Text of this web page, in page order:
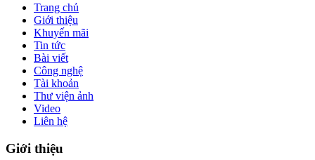
Trang chủ
Giới thiệu
Khuyến mãi
Tin tức
Bài viết
Công nghệ
Tài khoản
Thư viện ảnh
Video
Liên hệ
Giới thiệu